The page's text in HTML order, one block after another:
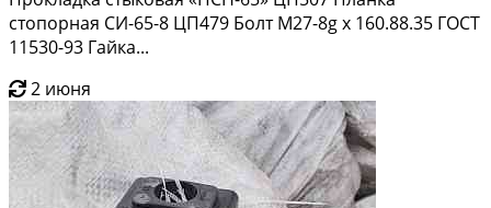
стопорная СИ-65-8 ЦП479 Болт M27-8g x 160.88.35 ГОСТ
11530-93 Гайка...
2 июня